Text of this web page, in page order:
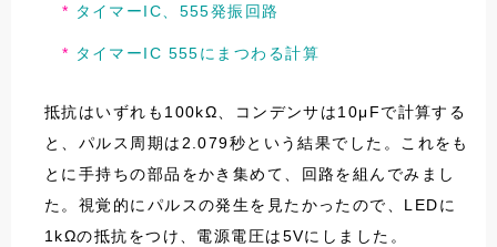
タイマーIC、555発振回路
タイマーIC 555にまつわる計算
抵抗はいずれも100kΩ、コンデンサは10μFで計算する
と、パルス周期は2.079秒という結果でした。これをも
とに手持ちの部品をかき集めて、回路を組んでみまし
た。視覚的にパルスの発生を見たかったので、LEDに
1kΩの抵抗をつけ、電源電圧は5Vにしました。